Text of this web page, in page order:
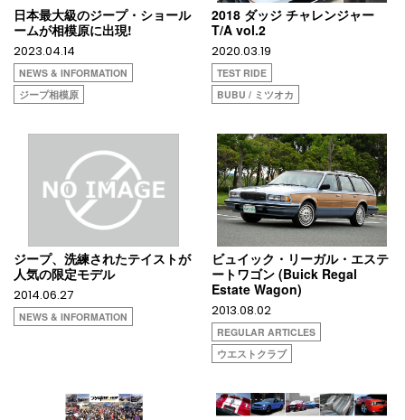
日本最大級のジープ・ショール
ームが相模原に出現!
2023.04.14
NEWS & INFORMATION
ジープ相模原
2018 ダッジ チャレンジャー
T/A vol.2
2020.03.19
TEST RIDE
BUBU / ミツオカ
ジープ、洗練されたテイストが
人気の限定モデル
2014.06.27
NEWS & INFORMATION
ビュイック・リーガル・エステ
ートワゴン (Buick Regal
Estate Wagon)
2013.08.02
REGULAR ARTICLES
ウエストクラブ